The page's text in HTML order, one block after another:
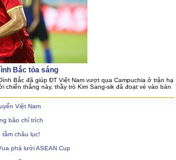
Bắc tỏa sáng
Bắc đã giúp ĐT Việt Nam vượt qua Campuchia ở trận hạ
chiến thắng này, thầy trò Kim Sang-sik đã đoạt vé vào bán
Việt Nam
bão chỉ trích
châu lục!
phá lưới ASEAN Cup